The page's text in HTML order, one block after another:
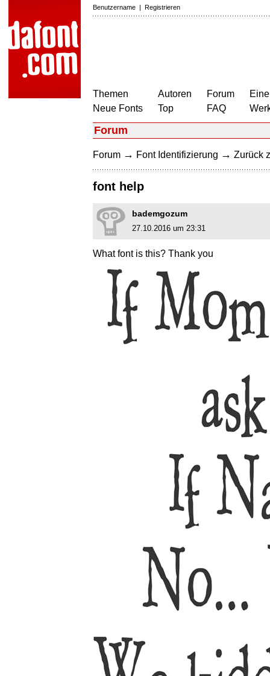
Benutzername | Registrieren
Themen
Neue Fonts
Autoren
Top
Forum
FAQ
Forum
Forum → Font Identifizierung → Zurück
font help
bademgozum
27.10.2016 um 23:31
What font is this? Thank you